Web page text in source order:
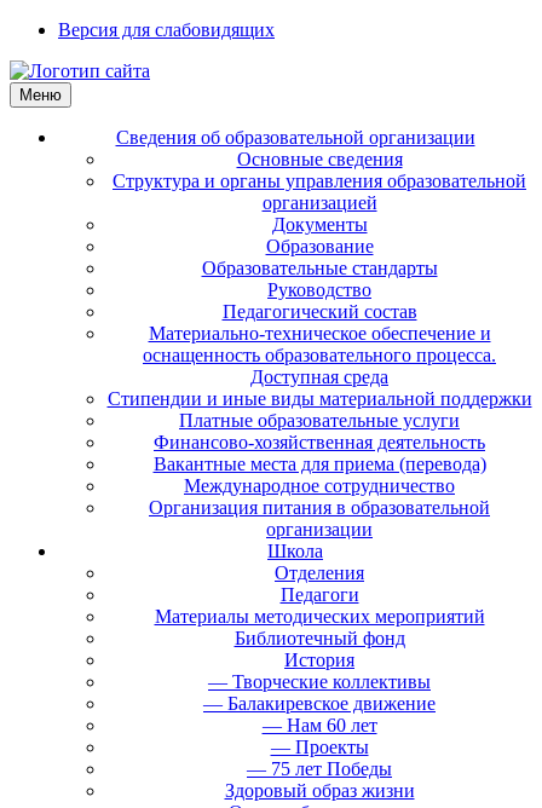
Версия для слабовидящих
Меню
Сведения об образовательной организации
Основные сведения
Структура и органы управления образовательной
организацией
Документы
Образование
Образовательные стандарты
Руководство
Педагогический состав
Материально-техническое обеспечение и
оснащенность образовательного процесса.
Доступная среда
Стипендии и иные виды материальной поддержки
Платные образовательные услуги
Финансово-хозяйственная деятельность
Вакантные места для приема (перевода)
Международное сотрудничество
Организация питания в образовательной
организации
Школа
Отделения
Педагоги
Материалы методических мероприятий
Библиотечный фонд
История
— Творческие коллективы
— Балакиревское движение
— Нам 60 лет
— Проекты
— 75 лет Победы
Здоровый образ жизни